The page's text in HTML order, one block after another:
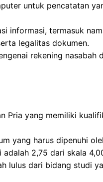
untuk pencatatan
informasi, termasuk
legalitas dokumen.
rekening nasabah
Pria yang memiliki
yang harus dipenuhi
2,75 dari skala
lulus dari bidang studi